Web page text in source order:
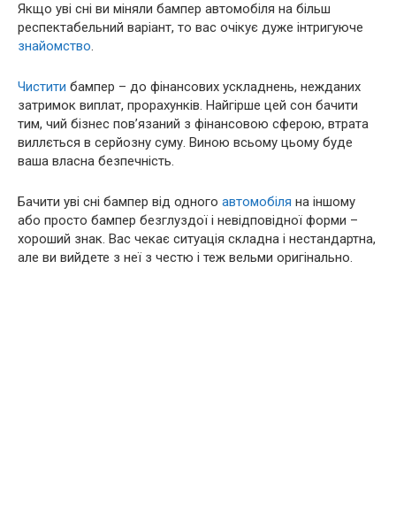
Якщо уві сні ви міняли бампер автомобіля на більш
респектабельний варіант, то вас очікує дуже інтригуюче
знайомство.
Чистити бампер – до фінансових ускладнень, нежданих
затримок виплат, прорахунків. Найгірше цей сон бачити
тим, чий бізнес пов’язаний з фінансовою сферою, втрата
виллється в серйозну суму. Виною всьому цьому буде
ваша власна безпечність.
Бачити уві сні бампер від одного автомобіля на іншому
або просто бампер безглуздої і невідповідної форми –
хороший знак. Вас чекає ситуація складна і нестандартна,
але ви вийдете з неї з честю і теж вельми оригінально.